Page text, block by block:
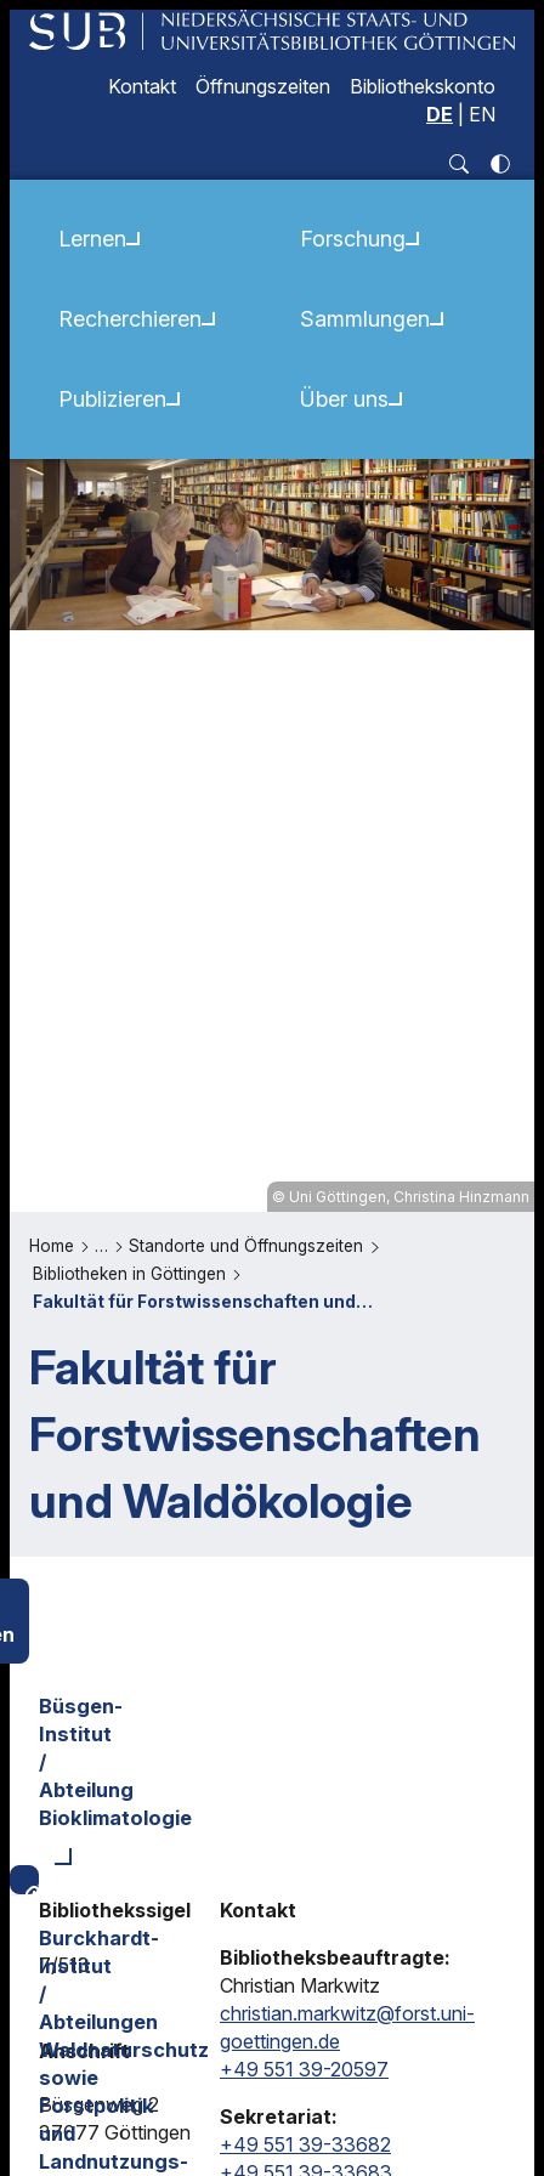
Kontakt Öffnungszeiten
Bibliothekskonto
DE
EN
Lernen
Recherchieren
Publizieren
Forschung
Sammlungen
Über uns
Uni Göttingen, Christina Hinzmann
Home …
Standorte und Öffnungszeiten
Bibliotheken in Göttingen
Fakultät für Forstwissenschaften und…
Fakultät für
Forstwissenschaften
und Waldökologie
Büsgen-
Institut
/
Abteilung
Bioklimatologie
Bibliothekssigel
7/513
Anschrift
Büsgenweg 2
37077 Göttingen
Kontakt
Bibliotheksbeauftragte:
Christian Markwitz
christian.markwitz@forst.uni-
goettingen.de
+49 551 39-20597
Sekretariat:
+49 551 39-33682
Burckhardt-
Institut
/
Abteilungen
Waldnaturschutz
sowie
Forstpolitik
und
Landnutzungs-